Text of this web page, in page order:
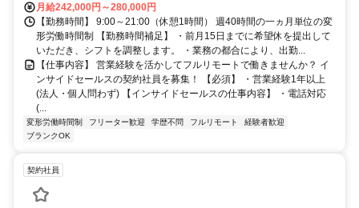
月給242,000円～280,000円
【勤務時間】 9:00～21:00（休憩1時間） 週40時間の一ヵ月単位の変
形労働時間制 【勤務時間補足】 ・前月15日までに希望休を提出して
いただき、シフトを調整します。 ・業務の都合により、出勤...
【仕事内容】 営業経験を活かしてフルリモートで働きませんか？ イ
ンサイドセールスの契約社員を募集！ 【必須】 ・営業経験1年以上
(法人・個人問わず) 【インサイドセールスの仕事内容】 ・電話対応
(...
変形労働時間制 フリーター歓迎 学歴不問 フルリモート
経験者歓迎
ブランクOK
契約社員